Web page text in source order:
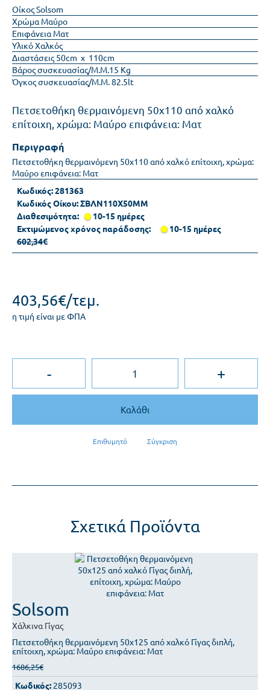
ΟίκοςSolsom
Χρώμα Μαύρο
Επιφάνεια Ματ
ΥλικόΧαλκός
Διαστάσεις 50cm x 110cm
Βάρος συσκευασίας/Μ.Μ.15 Kg
Όγκος συσκευασίας/Μ.Μ.82.5lt
Πετσετοθήκη θερμαινόμενη 50x110 από χαλκό
επίτοιχη, χρώμα: Μαύρο επιφάνεια: Ματ
Περιγραφή
Πετσετοθήκη θερμαινόμενη 50x110 από χαλκό επίτοιχη, χρώμα:
Μαύρο επιφάνεια: Ματ
Κωδικός:281363
Κωδικός Οίκου:ΣΒΛΝ110Χ50ΜΜ
Διαθεσιμότητα:
10-15 ημέρες
Εκτιμώμενος χρόνος παράδοσης:
10-15 ημέρες
602,34€
403,56€/τεμ.
η τιμή είναι με ΦΠΑ
- +
Καλάθι
Επιθυμητό Σύγκριση
Σχετικά Προϊόντα
Solsom
Χάλκινα Γίγας
Πετσετοθήκη θερμαινόμενη 50x125 από χαλκό Γίγας διπλή,
επίτοιχη, χρώμα: Μαύρο επιφάνεια: Ματ
1686,25€
Κωδικός: 285093